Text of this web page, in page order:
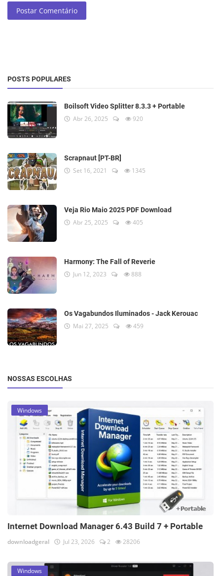
Postar Comentário
POSTS POPULARES
Boilsoft Video Splitter 8.3.3 + Portable
Abr 26, 2025 920
Scrapnaut [PT-BR]
Set 16, 2021 1345
Veja Rio Maio 2025 PDF Download
Abr 25, 2025 405
Harmony: The Fall of Reverie
Jun 12, 2023 888
Os Vagabundos Iluminados - Jack Kerouac
Mai 27, 2025 459
NOSSAS ESCOLHAS
Windows
Internet Download Manager 6.43 Build 7 + Portable
downloadgeral Jul 23, 2026 2 28206
Windows